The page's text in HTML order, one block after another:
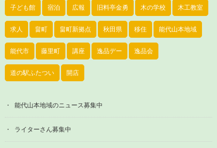
子ども館 宿泊 広報 旧料亭金勇 木の学校 木工教室
求人 畠町 畠町新拠点 秋田県 移住 能代山本地域
能代市 藤里町 講座 逸品デー 逸品会
道の駅ふたつい 開店
能代山本地域のニュース募集中
ライターさん募集中